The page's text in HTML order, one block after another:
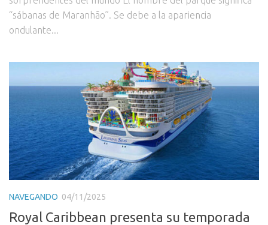
“sábanas de Maranhão”. Se debe a la apariencia
ondulante...
NAVEGANDO 04/11/2025
Royal Caribbean presenta su temporada